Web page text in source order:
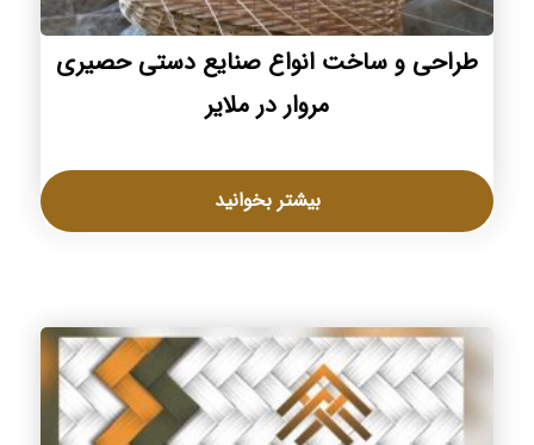
طراحی و ساخت انواع صنایع دستی حصیری
مروار در ملایر
بیشتر بخوانید